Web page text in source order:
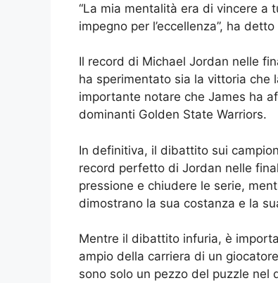
“La mia mentalità era di vincere a
impegno per l’eccellenza”, ha
Il record di Michael Jordan nelle
ha sperimentato sia la vittoria che
importante notare che James ha
dominanti Golden State Warriors.
In definitiva, il dibattito sui
record perfetto di Jordan nelle
pressione e chiudere le serie,
dimostrano la sua costanza e la
Mentre il dibattito infuria, è
ampio della carriera di un
sono solo un pezzo del puzzle